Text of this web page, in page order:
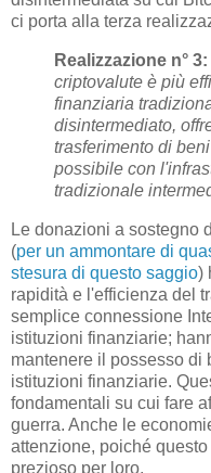
ci porta alla terza
Realizzazione n° 3:
criptovalute è più
finanziaria
disintermediato,
trasferimento di
possibile con
tradizionale
Le donazioni a sostegno
(per un ammontare di
stesura di questo saggio)
rapidità e l'efficienza del
semplice connessione
istituzioni finanziarie;
mantenere il possesso di
istituzioni finanziarie.
fondamentali su cui fare
guerra. Anche le
attenzione, poiché
prezioso per loro.